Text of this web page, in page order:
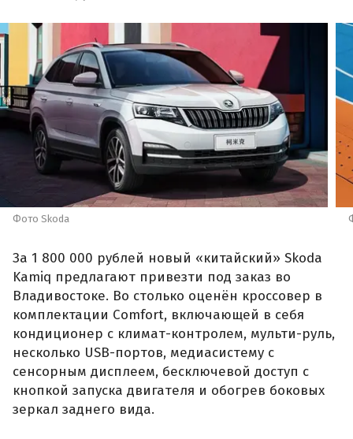
Фото Skoda
За 1 800 000 рублей новый «китайский» Skoda
Kamiq предлагают привезти под заказ во
Владивостоке. Во столько оценён кроссовер в
комплектации Comfort, включающей в себя
кондиционер с климат-контролем, мульти-руль,
несколько USB-портов, медиасистему с
сенсорным дисплеем, бесключевой доступ с
кнопкой запуска двигателя и обогрев боковых
зеркал заднего вида.